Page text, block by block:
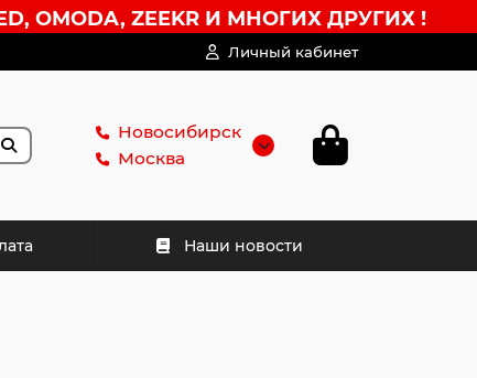
OMODA, ZEEKR И МНОГИХ ДРУГИХ !
Личный кабинет
Новосибирск
Москва
Наши новости